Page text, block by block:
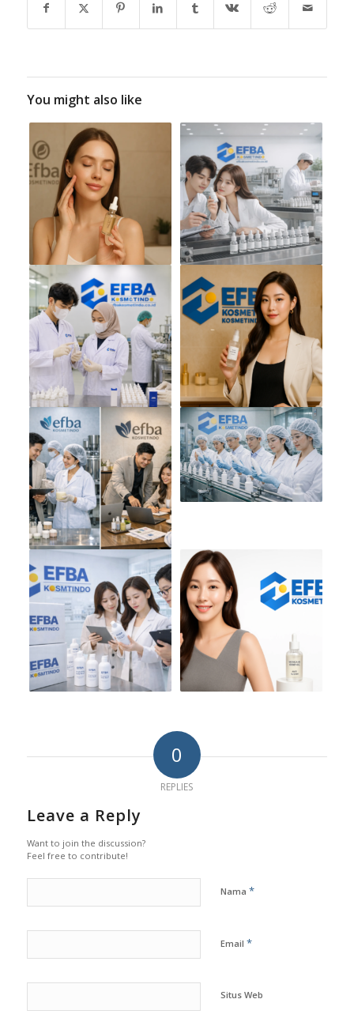
You might also like
0
REPLIES
Leave a Reply
Want to join the discussion?
Feel free to contribute!
Nama *
Email *
Situs Web